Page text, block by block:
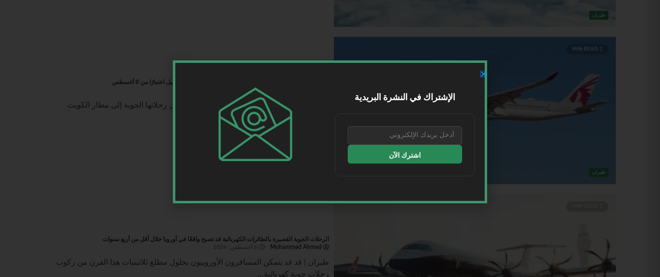
طيران
1 MIN READ
طيران
الخطوط الجوية القطرية تستأنف رحلاتها إلى الكويت والبحرين وأربيل اعتبارًا من 8 أغسطس
6 أغسطس، 2026
قطر | أعلنت الخطوط الجوية القطرية إعادة تشغيل رحلاتها الجوية إلى مطار الكويت
الرحلات الجوية القصيرة بالطائرات الكهربائية قد تصبح واقعًا في أوروبا خلال أقل من أربع سنوات
Mohammed Ahmad
طيران | قد قد يتمكن المسافرون الأوروبيون بحلول مطلع ثلاثينيات هذا القرن من ركوب
رحلات جوية كهربائية...
الإشتراك في النشرة البريدية
اشترك الآن